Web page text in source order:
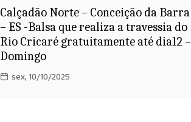
Calçadão Norte – Conceição da Barra
– ES -Balsa que realiza a travessia do
Rio Cricaré gratuitamente até dia12 –
Domingo
sex, 10/10/2025